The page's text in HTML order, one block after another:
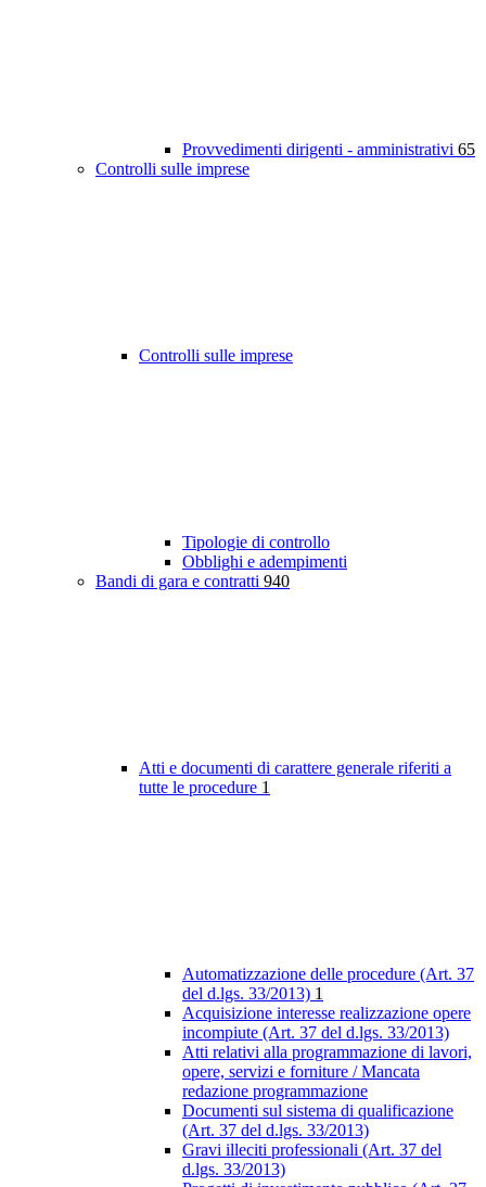
Provvedimenti dirigenti - amministrativi 65
Controlli sulle imprese
Controlli sulle imprese
Tipologie di controllo
Obblighi e adempimenti
Bandi di gara e contratti 940
Atti e documenti di carattere generale riferiti a
tutte le procedure 1
Automatizzazione delle procedure (Art. 37
del d.lgs. 33/2013) 1
Acquisizione interesse realizzazione opere
incompiute (Art. 37 del d.lgs. 33/2013)
Atti relativi alla programmazione di lavori,
opere, servizi e forniture / Mancata
redazione programmazione
Documenti sul sistema di qualificazione
(Art. 37 del d.lgs. 33/2013)
Gravi illeciti professionali (Art. 37 del
d.lgs. 33/2013)